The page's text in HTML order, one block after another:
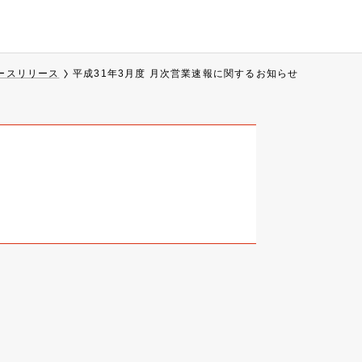
スリリース 平成31年3月度 月次営業速報に関するお知らせ